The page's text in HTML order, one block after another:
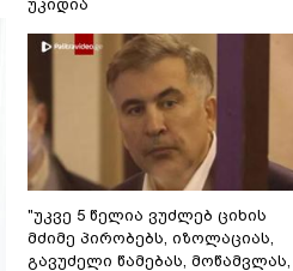
უკიდია
"უკვე 5 წელია ვუძლებ ციხის
მძიმე პირობებს, იზოლაციას,
გავუძელი წამებას, მოწამვლას,